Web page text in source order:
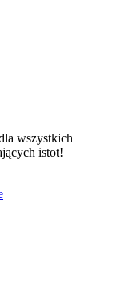
wszystkich
istot!